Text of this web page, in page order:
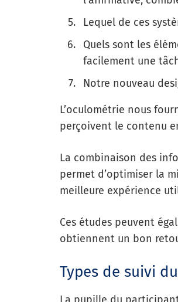
Lequel de ces
Quels sont les
facilement une
Notre nouveau
L’oculométrie nous
perçoivent le contenu
La combinaison des
permet d’optimiser la
meilleure expérience
Ces études peuvent
obtiennent un bon
Types de suivi